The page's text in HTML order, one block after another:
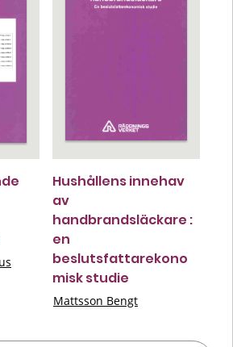
Hushållens innehav
av
handbrandsläckare :
en
beslutsfattarekono
misk studie
Mattsson Bengt